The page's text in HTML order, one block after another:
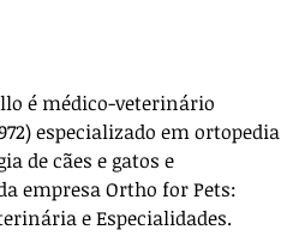
é médico-veterinário
especializado em ortopedia
de cães e gatos e
empresa Ortho for Pets:
e Especialidades.